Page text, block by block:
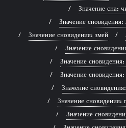
Значение сна:
Значение сновидения:
Значение сновидения: змей
Значение
Значение
Значение
Значение
Значение сновидения:
Значение